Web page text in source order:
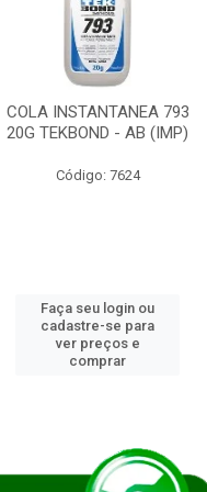
COLA INSTANTANEA 793
20G TEKBOND - AB (IMP)
Código: 7624
Faça seu login ou
cadastre-se para
ver preços e
comprar